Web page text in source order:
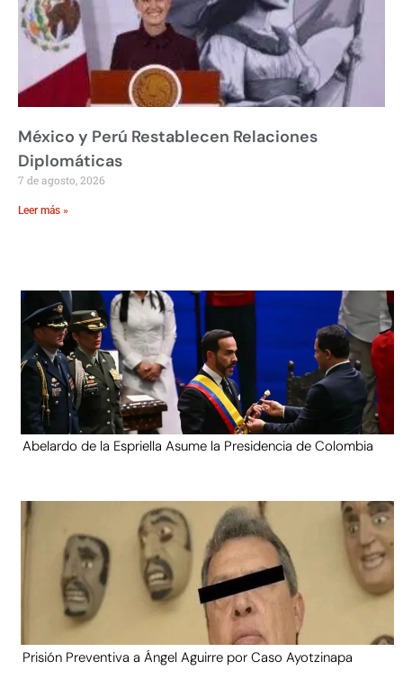
México y Perú Restablecen Relaciones
Diplomáticas
7 de agosto, 2026
Leer más »
Abelardo de la Espriella Asume la Presidencia de Colombia
Prisión Preventiva a Ángel Aguirre por Caso Ayotzinapa